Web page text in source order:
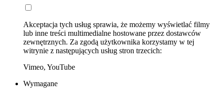
Akceptacja tych usług sprawia, że możemy wyświetlać filmy
lub inne treści multimedialne hostowane przez dostawców
zewnętrznych. Za zgodą użytkownika korzystamy w tej
witrynie z następujących usług stron trzecich:
Vimeo, YouTube
Wymagane